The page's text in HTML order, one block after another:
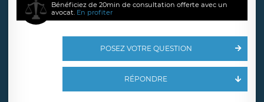
Bénéficiez de 20min de consultation offerte avec un
avocat. En profiter
POSEZ VOTRE QUESTION
RÉPONDRE